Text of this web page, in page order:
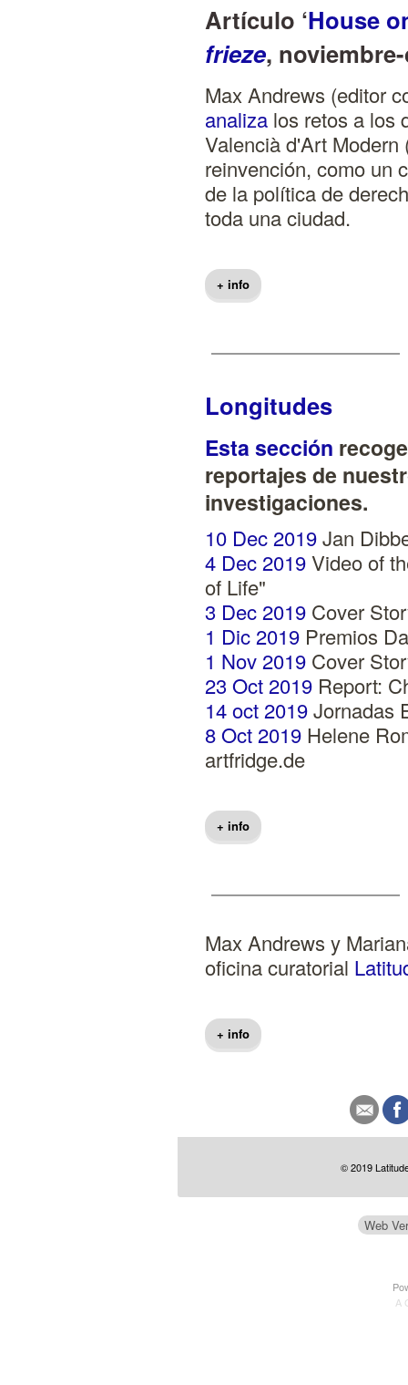
Artículo ‘House
frieze,
Max Andrews (editor
analiza los retos a los
Valencià d'Art Modern
reinvención, como un
de la política de
toda una ciudad.
+ info
Longitudes
Esta sección
reportajes de
investigaciones.
10 Dec 2019Jan
4 Dec 2019Video of
of Life"
3 Dec 2019 Cover
1 Dic 2019 Premios
1 Nov 2019 Cover
23 Oct 2019 Report:
14 oct 2019Jornadas
8 Oct 2019 Helene
artfridge.de
+ info
Max Andrews y
oficina curatorial
+ info
© 2019
Web
A